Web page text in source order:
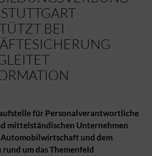
BEI
für Personalverantwortliche
mittelständischen Unternehmen
Automobilwirtschaft und dem
um das Themenfeld